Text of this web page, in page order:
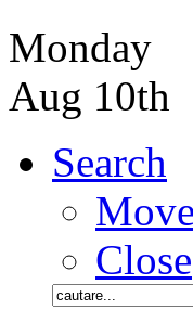
Monday
Aug 10th
Search
Move
Close